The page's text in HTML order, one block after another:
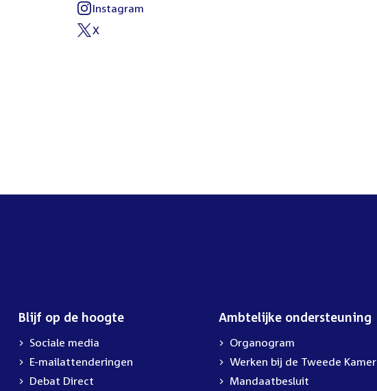
External
link:
Instagram
External
X
Blijf op de hoogte
Sociale media
E-mailattenderingen
Debat Direct
Ambtelijke ondersteuning
Organogram
External
link:
Werken bij de Tweede Kamer
Mandaatbesluit